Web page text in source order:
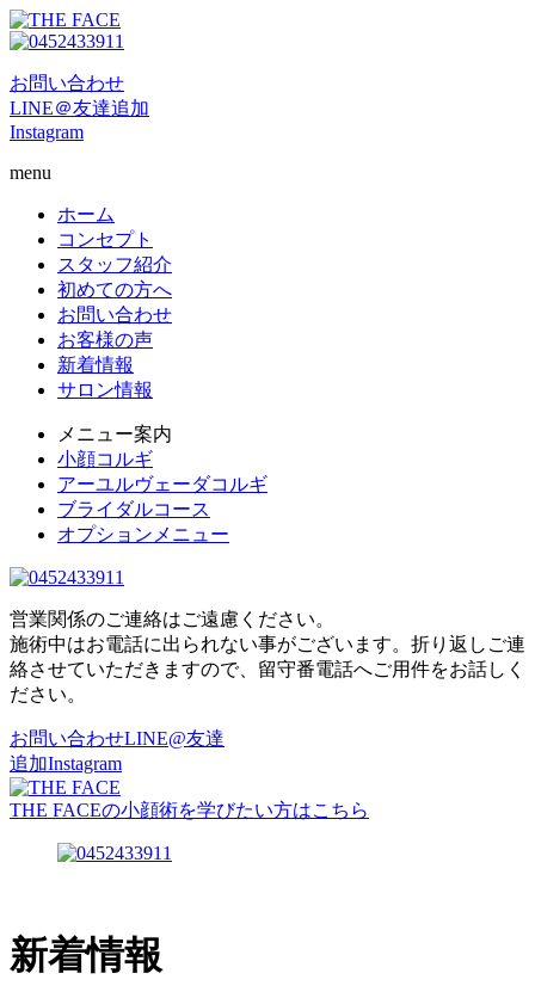
お問い合わせ
LINE＠友達追加
Instagram
menu
ホーム
コンセプト
スタッフ紹介
初めての方へ
お問い合わせ
お客様の声
新着情報
サロン情報
メニュー案内
小顔コルギ
アーユルヴェーダコルギ
ブライダルコース
オプションメニュー
営業関係のご連絡はご遠慮ください。
施術中はお電話に出られない事がございます。折り返しご連
絡させていただきますので、留守番電話へご用件をお話しく
ださい。
お問い合わせLINE@友達
追加Instagram
THE FACEの小顔術を学びたい方はこちら
新着情報